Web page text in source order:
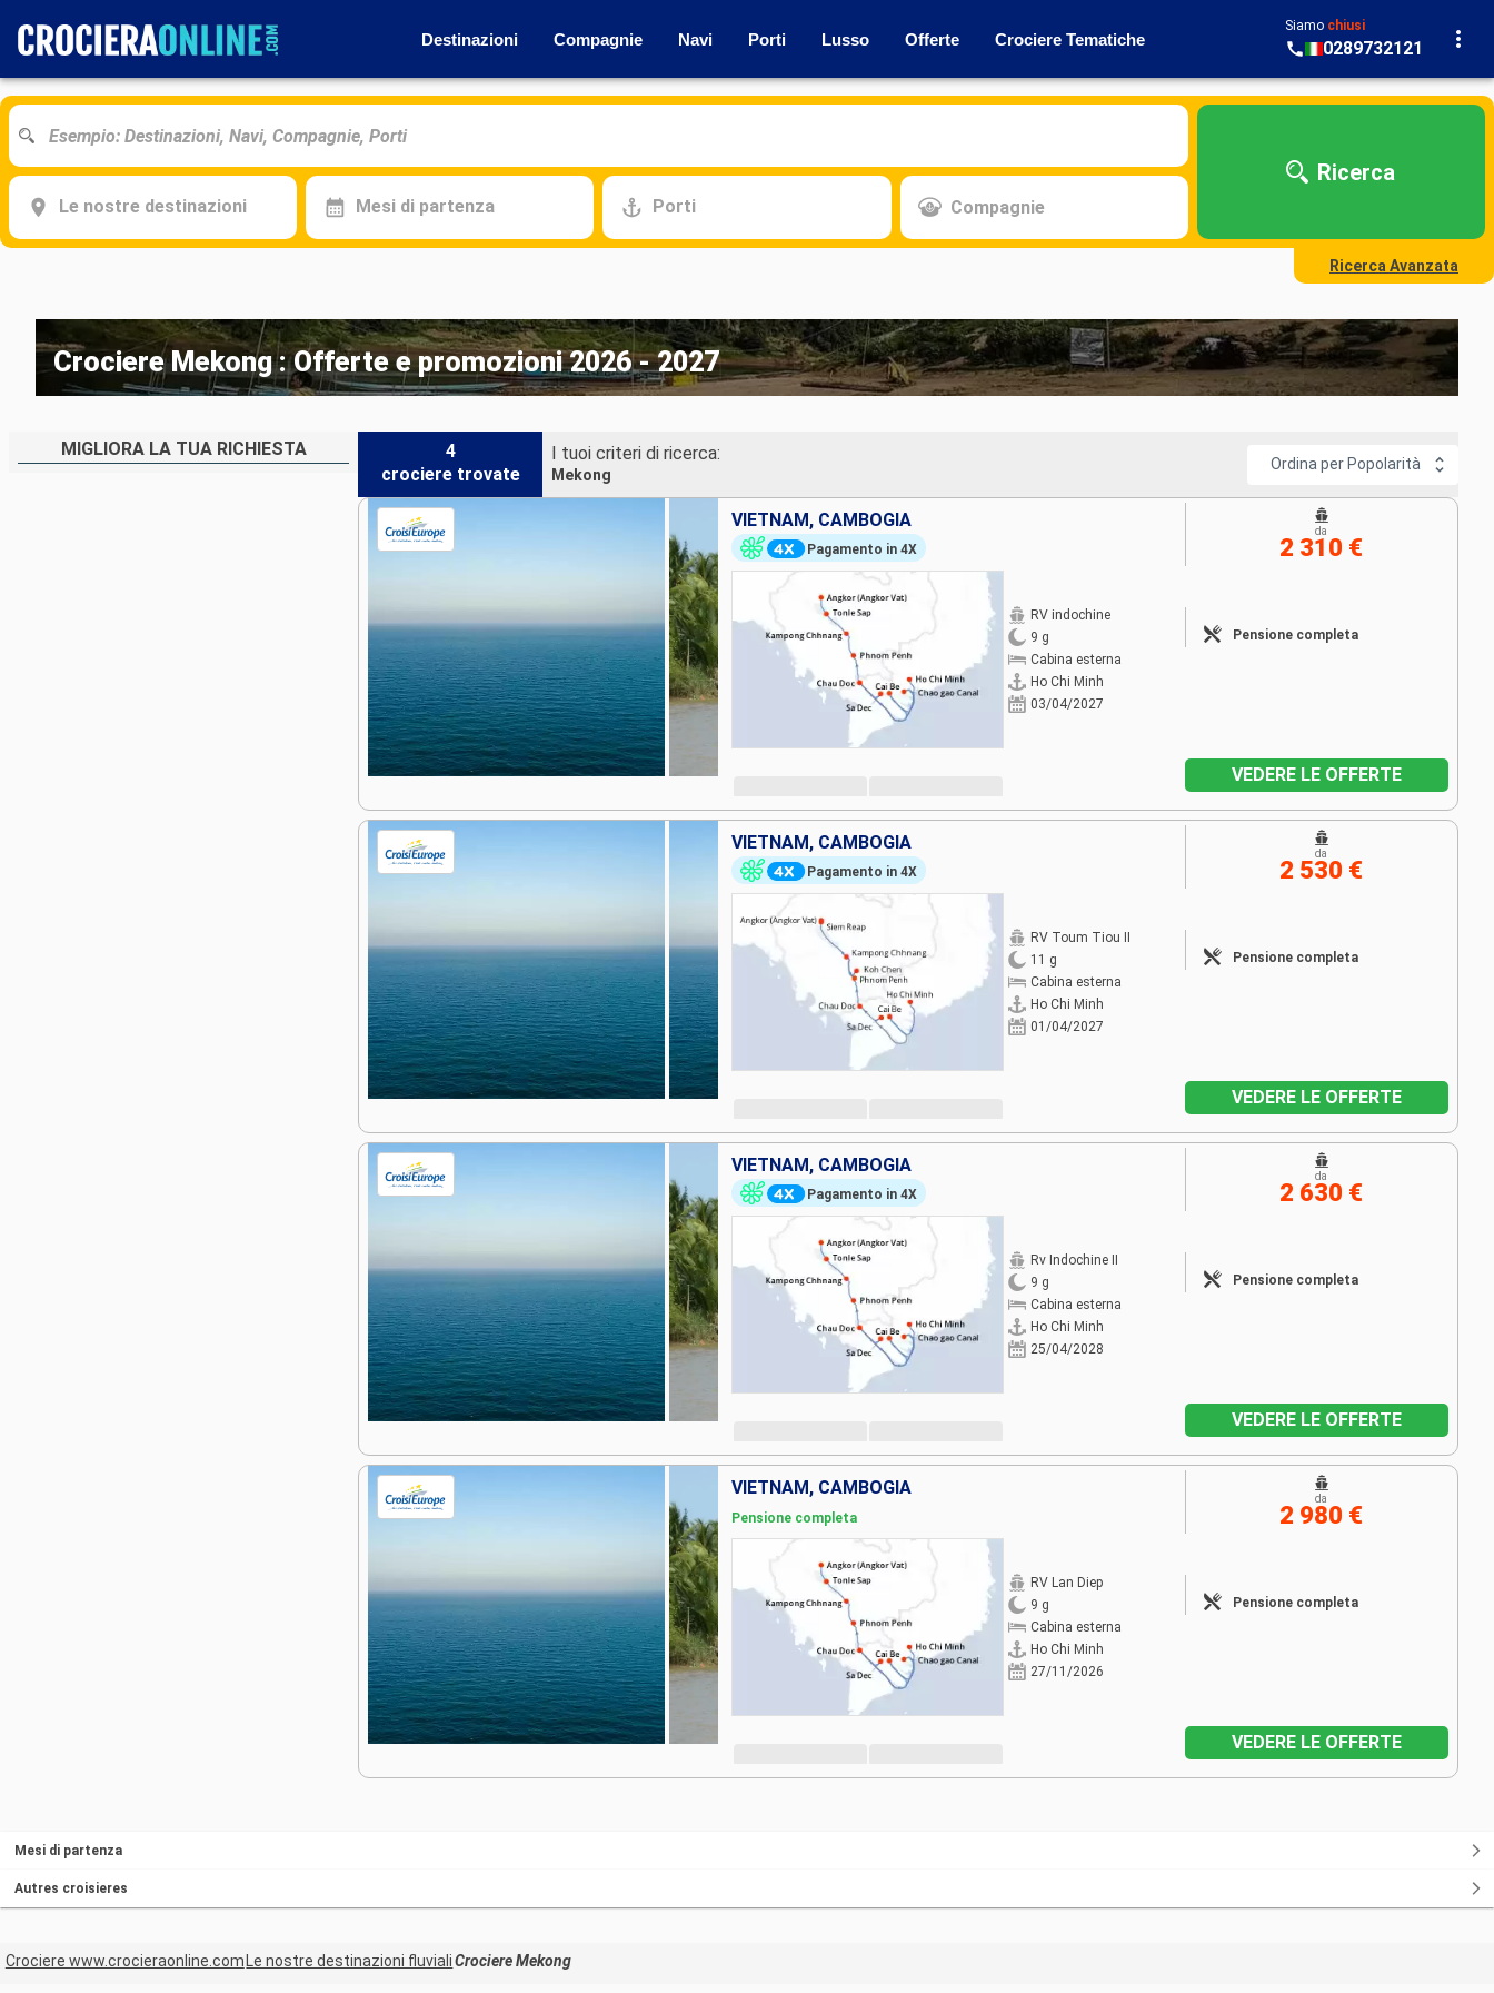
Destinazioni Compagnie Navi Porti Lusso Offerte Crociere Tematiche
Siamo chiusi
0289732121
Le nostre destinazioni Mesi di partenza Porti Compagnie
Ricerca
Ricerca Avanzata
Crociere Mekong : Offerte e promozioni 2026 - 2027
MIGLIORA LA TUA RICHIESTA
4
crociere trovate
I tuoi criteri di ricerca:
Mekong
Ordina per Popolarità
VIETNAM, CAMBOGIA
Pagamento in 4X
RV indochine
9 g
Cabina esterna
Ho Chi Minh
03/04/2027
Pensione completa
da
2 310 €
VEDERE LE OFFERTE
VIETNAM, CAMBOGIA
Pagamento in 4X
RV Toum Tiou II
11 g
Cabina esterna
Ho Chi Minh
01/04/2027
Pensione completa
da
2 530 €
VEDERE LE OFFERTE
VIETNAM, CAMBOGIA
Pagamento in 4X
Rv Indochine II
9 g
Cabina esterna
Ho Chi Minh
25/04/2028
Pensione completa
da
2 630 €
VEDERE LE OFFERTE
VIETNAM, CAMBOGIA
Pensione completa
RV Lan Diep
9 g
Cabina esterna
Ho Chi Minh
27/11/2026
Pensione completa
da
2 980 €
VEDERE LE OFFERTE
Mesi di partenza
Autres croisieres
Crociere www.crocieraonline.com Le nostre destinazioni fluvialiCrociere Mekong